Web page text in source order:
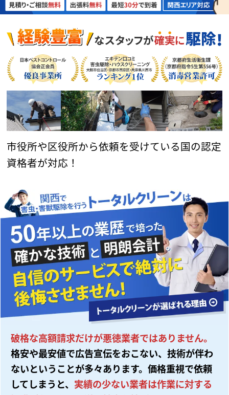
市役所や区役所から依頼を受けている国の認定
資格者が対応！
破格な高額請求だけが悪徳業者ではありません。
格安や最安値で広告宣伝をおこない、技術が伴わ
ないということが多々あります。価格重視で依頼
してしまうと、 実績の少ない業者は作業に対する